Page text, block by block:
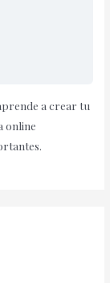
a crear tu
online